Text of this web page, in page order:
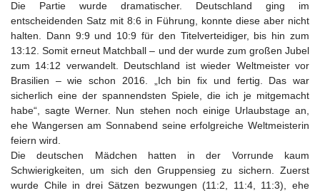
Die Partie wurde dramatischer. Deutschland ging im
entscheidenden Satz mit 8:6 in Führung, konnte diese aber nicht
halten. Dann 9:9 und 10:9 für den Titelverteidiger, bis hin zum
13:12. Somit erneut Matchball – und der wurde zum großen Jubel
zum 14:12 verwandelt. Deutschland ist wieder Weltmeister vor
Brasilien – wie schon 2016. „Ich bin fix und fertig. Das war
sicherlich eine der spannendsten Spiele, die ich je mitgemacht
habe“, sagte Werner. Nun stehen noch einige Urlaubstage an,
ehe Wangersen am Sonnabend seine erfolgreiche Weltmeisterin
feiern wird.
Die deutschen Mädchen hatten in der Vorrunde kaum
Schwierigkeiten, um sich den Gruppensieg zu sichern. Zuerst
wurde Chile in drei Sätzen bezwungen (11:2, 11:4, 11:3), ehe